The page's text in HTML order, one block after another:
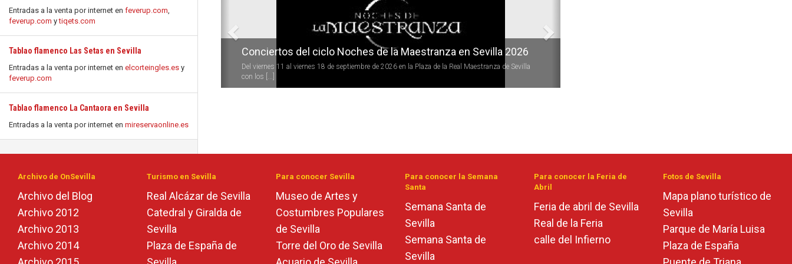
Entradas a la venta por internet en feverup.com,
feverup.com ytiqets.com
Tablao flamenco Las Setas en Sevilla
Entradas a la venta por internet en elcorteingles.es y
feverup.com
Tablao flamenco La Cantaora en Sevilla
Entradas a la venta por internet en mireservaonline.es
Conciertos del ciclo Noches de la Maestranza en Sevilla 2026
Del viernes 11 al viernes 18 de septiembre de 2026 en la Plaza de la Real Maestranza de Sevilla
con los [...]
Archivo de OnSevilla
Archivo del Blog
Archivo 2012
Archivo 2013
Archivo 2014
Turismo en Sevilla
Real Alcázar de Sevilla
Catedral y Giralda de
Sevilla
Plaza de España de
Para conocer Sevilla
Museo de Artes y
Costumbres Populares
de Sevilla
Torre del Oro de Sevilla
Para conocer la Semana
Santa
Semana Santa de
Sevilla
Semana Santa de
Sevilla
Para conocer la Feria de
Abril
Feria de abril de Sevilla
Real de la Feria
calle del Infierno
Fotos de Sevilla
Mapa plano turístico de
Sevilla
Parque de María Luisa
Plaza de España